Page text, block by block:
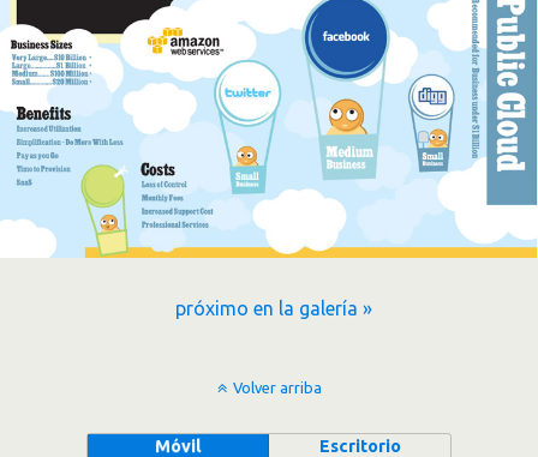
próximo en la galería »
Volver arriba
Móvil Escritorio